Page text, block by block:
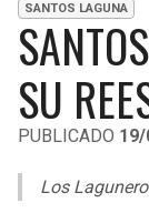
SANTOS LAGUNA
SU
PUBLICADO
Los